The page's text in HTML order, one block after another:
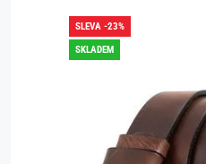
SLEVA -23%
SKLADEM